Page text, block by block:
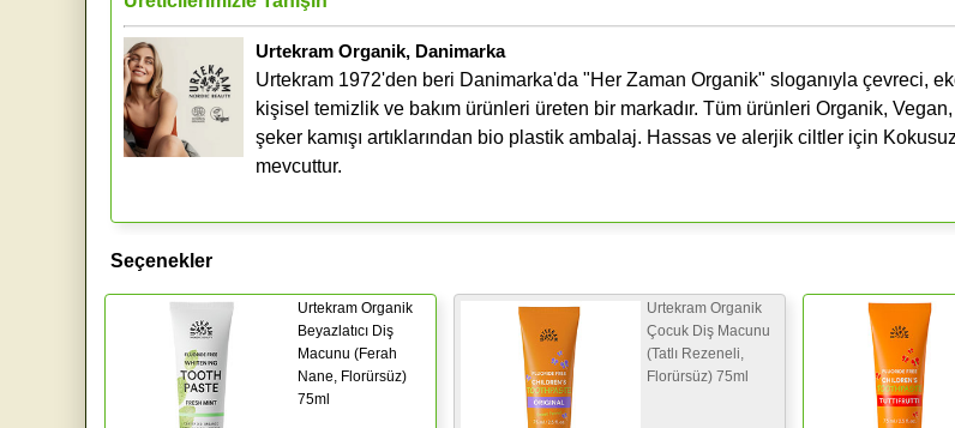
Urtekram Organik, Danimarka
Urtekram 1972'den beri Danimarka'da "Her Zaman Organik" sloganıyla çevreci,
kişisel temizlik ve bakım ürünleri üreten bir markadır. Tüm ürünleri Organik,
şeker kamışı artıklarından bio plastik ambalaj. Hassas ve alerjik ciltler için
mevcuttur.
Seçenekler
Urtekram Organik
Beyazlatıcı Diş
Macunu (Ferah
Nane, Florürsüz)
75ml
Urtekram Organik
Çocuk Diş Macunu
(Tatlı Rezeneli,
Florürsüz) 75ml